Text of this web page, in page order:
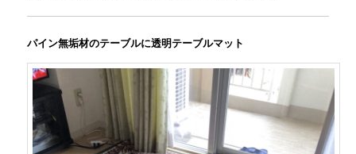
パイン無垢材のテーブルに透明テーブルマット